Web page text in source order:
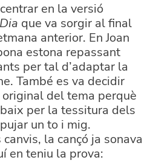
en la versió
que va sorgir al final
anterior. En Joan
estona repassant
per tal d’adaptar la
També es va decidir
del tema perquè
per la tessitura dels
un to i mig.
la cançó ja sonava
en teniu la prova: